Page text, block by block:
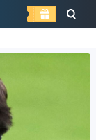
найти